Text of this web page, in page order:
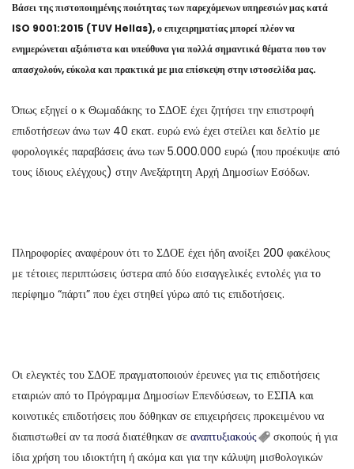
Βάσει της πιστοποιημένης ποιότητας των παρεχόμενων υπηρεσιών μας κατά
ISO 9001:2015 (TUV Hellas), ο επιχειρηματίας μπορεί πλέον να
ενημερώνεται αξιόπιστα και υπεύθυνα για πολλά σημαντικά θέματα που τον
απασχολούν, εύκολα και πρακτικά με μια επίσκεψη στην ιστοσελίδα μας.
Όπως εξηγεί ο κ Θωμαδάκης το ΣΔΟΕ έχει ζητήσει την επιστροφή
επιδοτήσεων άνω των 40 εκατ. ευρώ ενώ έχει στείλει και δελτίο με
φορολογικές παραβάσεις άνω των 5.000.000 ευρώ (που προέκυψε από
τους ίδιους ελέγχους) στην Ανεξάρτητη Αρχή Δημοσίων Εσόδων.
Πληροφορίες αναφέρουν ότι το ΣΔΟΕ έχει ήδη ανοίξει 200 φακέλους
με τέτοιες περιπτώσεις ύστερα από δύο εισαγγελικές εντολές για το
περίφημο “πάρτι” που έχει στηθεί γύρω από τις επιδοτήσεις.
Οι ελεγκτές του ΣΔΟΕ πραγματοποιούν έρευνες για τις επιδοτήσεις
εταιριών από το Πρόγραμμα Δημοσίων Επενδύσεων, το ΕΣΠΑ και
κοινοτικές επιδοτήσεις που δόθηκαν σε επιχειρήσεις προκειμένου να
διαπιστωθεί αν τα ποσά διατέθηκαν σε αναπτυξιακούς
σκοπούς ή για
ίδια χρήση του ιδιοκτήτη ή ακόμα και για την κάλυψη μισθολογικών